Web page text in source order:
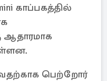
காப்பகத்தில்
ஆதாரமாக
பெற்றோர்